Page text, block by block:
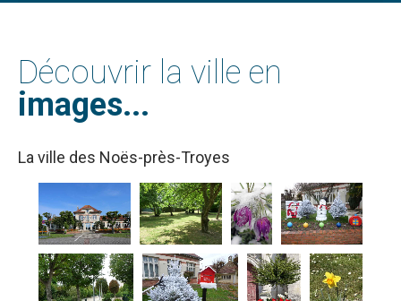
Découvrir la ville en
images...
La ville des Noës-près-Troyes